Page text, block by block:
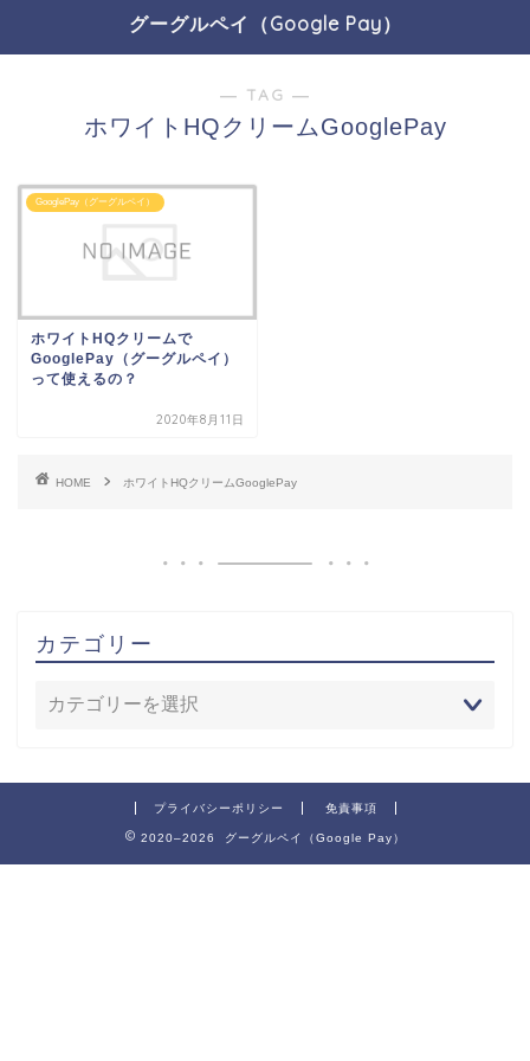
グーグルペイ（Google Pay）
― TAG ―
ホワイトHQクリームGooglePay
GooglePay（グーグルペイ）
ホワイトHQクリームで
GooglePay（グーグルペイ）
って使えるの？
2020年8月11日
HOME ホワイトHQクリームGooglePay
カテゴリー
プライバシーポリシー 免責事項
2020–2026 グーグルペイ（Google Pay）